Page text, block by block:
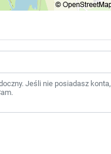
Jeśli nie posiadasz